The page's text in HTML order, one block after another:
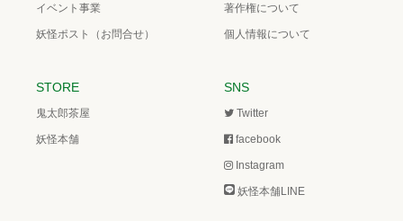
イベント事業
妖怪ポスト（お問合せ）
著作権について
個人情報について
STORE
鬼太郎茶屋
妖怪本舗
SNS
Twitter
facebook
Instagram
妖怪本舗LINE